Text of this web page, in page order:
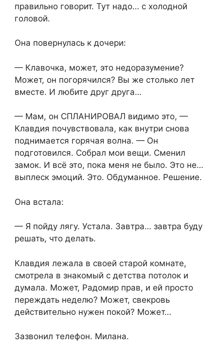
правильно говорит. Тут надо… с холодной
головой.
Она повернулась к дочери:
— Клавочка, может, это недоразумение?
Может, он погорячился? Вы же столько лет
вместе. И любите друг друга…
— Мам, он СПЛАНИРОВАЛ видимо это, —
Клавдия почувствовала, как внутри снова
поднимается горячая волна. — Он
подготовился. Собрал мои вещи. Сменил
замок. И всё это, пока меня не было. Это не…
выплеск эмоций. Это. Обдуманное. Решение.
Она встала:
— Я пойду лягу. Устала. Завтра… завтра буду
решать, что делать.
Клавдия лежала в своей старой комнате,
смотрела в знакомый с детства потолок и
думала. Может, Радомир прав, и ей просто
переждать неделю? Может, свекровь
действительно нужен покой? Может…
Зазвонил телефон. Милана.